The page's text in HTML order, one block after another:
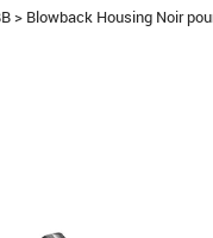
> Blowback Housing Noir